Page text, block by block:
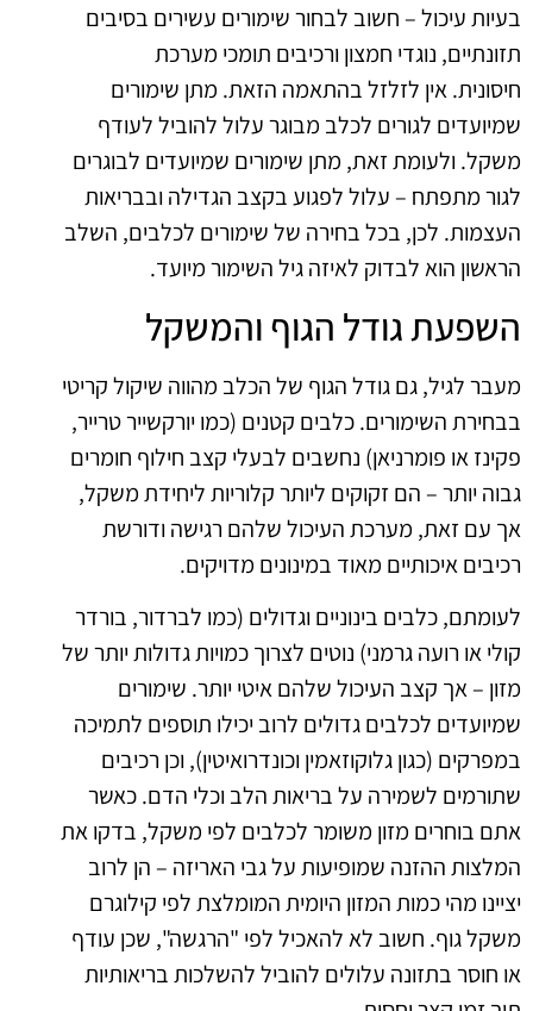
בעיות עיכול – חשוב לבחור שימורים עשירים בסיבים
תזונתיים, נוגדי חמצון ורכיבים תומכי מערכת
חיסונית. אין לזלזל בהתאמה הזאת. מתן שימורים
שמיועדים לגורים לכלב מבוגר עלול להוביל לעודף
משקל. ולעומת זאת, מתן שימורים שמיועדים לבוגרים
לגור מתפתח – עלול לפגוע בקצב הגדילה ובבריאות
העצמות. לכן, בכל בחירה של שימורים לכלבים, השלב
הראשון הוא לבדוק לאיזה גיל השימור מיועד.
השפעת גודל הגוף והמשקל
מעבר לגיל, גם גודל הגוף של הכלב מהווה שיקול קריטי
בבחירת השימורים. כלבים קטנים (כמו יורקשייר טרייר,
פקינז או פומרניאן) נחשבים לבעלי קצב חילוף חומרים
גבוה יותר – הם זקוקים ליותר קלוריות ליחידת משקל,
אך עם זאת, מערכת העיכול שלהם רגישה ודורשת
רכיבים איכותיים מאוד במינונים מדויקים.
לעומתם, כלבים בינוניים וגדולים (כמו לברדור, בורדר
קולי או רועה גרמני) נוטים לצרוך כמויות גדולות יותר של
מזון – אך קצב העיכול שלהם איטי יותר. שימורים
שמיועדים לכלבים גדולים לרוב יכילו תוספים לתמיכה
במפרקים (כגון גלוקוזאמין וכונדרואיטין), וכן רכיבים
שתורמים לשמירה על בריאות הלב וכלי הדם. כאשר
אתם בוחרים מזון משומר לכלבים לפי משקל, בדקו את
המלצות ההזנה שמופיעות על גבי האריזה – הן לרוב
יציינו מהי כמות המזון היומית המומלצת לפי קילוגרם
משקל גוף. חשוב לא להאכיל לפי "הרגשה", שכן עודף
או חוסר בתזונה עלולים להוביל להשלכות בריאותיות